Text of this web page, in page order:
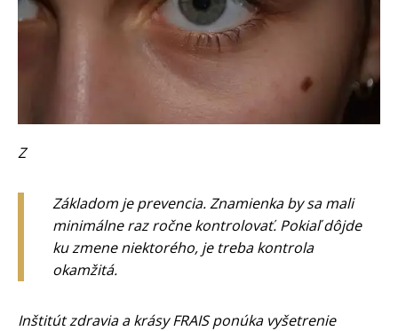
Z
Základom je prevencia. Znamienka by sa mali
minimálne raz ročne kontrolovať. Pokiaľ dôjde
ku zmene niektorého, je treba kontrola
okamžitá.
Inštitút zdravia a krásy FRAIS ponúka vyšetrenie